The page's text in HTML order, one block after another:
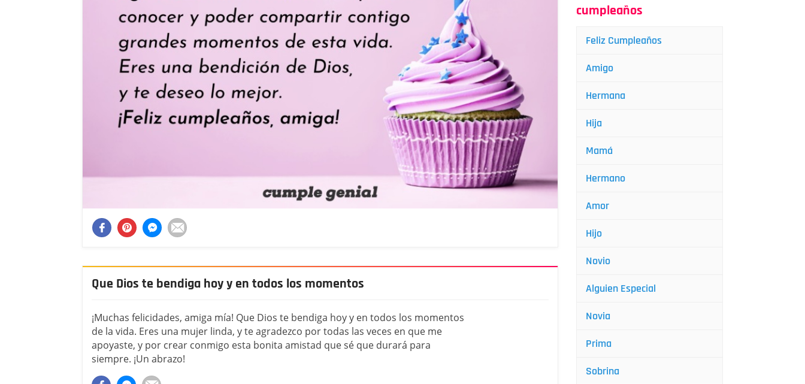
Que Dios te bendiga hoy y en todos los momentos
¡Muchas felicidades, amiga mía! Que Dios te bendiga hoy y en todos los momentos
de la vida. Eres una mujer linda, y te agradezco por todas las veces en que me
apoyaste, y por crear conmigo esta bonita amistad que sé que durará para
siempre. ¡Un abrazo!
cumpleaños
Feliz Cumpleaños
Amigo
Hermana
Hija
Mamá
Hermano
Amor
Hijo
Novio
Alguien Especial
Novia
Prima
Sobrina